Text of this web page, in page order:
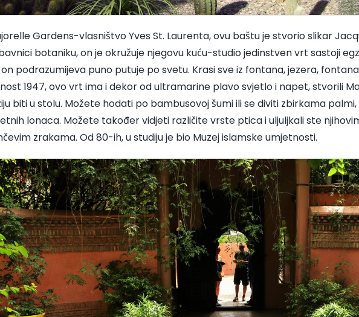
Gardens-vlasništvo Yves St. Laurenta, ovu baštu je stvorio slikar
botaniku, on je okružuje njegovu kuću-studio jedinstven vrt sastoji
podrazumijeva puno putuje po svetu. Krasi sve iz fontana, jezera,
1947, ovo vrt ima i dekor od ultramarine plavo svjetlo i napet, stvorili
biti u stolu. Možete hodati po bambusovoj šumi ili se diviti zbirkama
lonaca. Možete također vidjeti različite vrste ptica i uljuljkali ste
zrakama. Od 80-ih, u studiju je bio Muzej islamske umjetnosti.